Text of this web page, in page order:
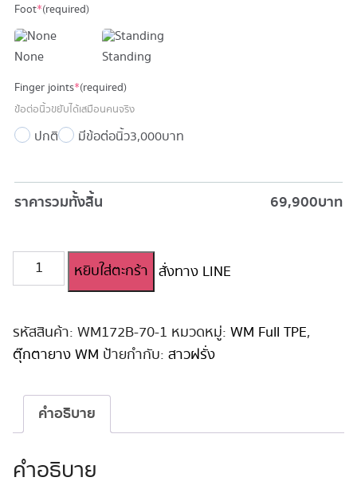
Foot*(required)
None Standing
Finger joints*(required)
ข้อต่อนิ้วขยับได้เสมือนคนจริง
ปกติ มีข้อต่อนิ้ว3,000 บาท
ราคารวมทั้งสิ้น 69,900บาท
จำนวน
ตุ๊กตา
WM
172
cm
หยิบใส่ตะกร้า สั่งทาง LINE
รหัสสินค้า: WM172B-70-1 หมวดหมู่: WM Full TPE,
ตุ๊กตายาง WM ป้ายกำกับ: สาวฝรั่ง
คำอธิบาย
คำอธิบาย